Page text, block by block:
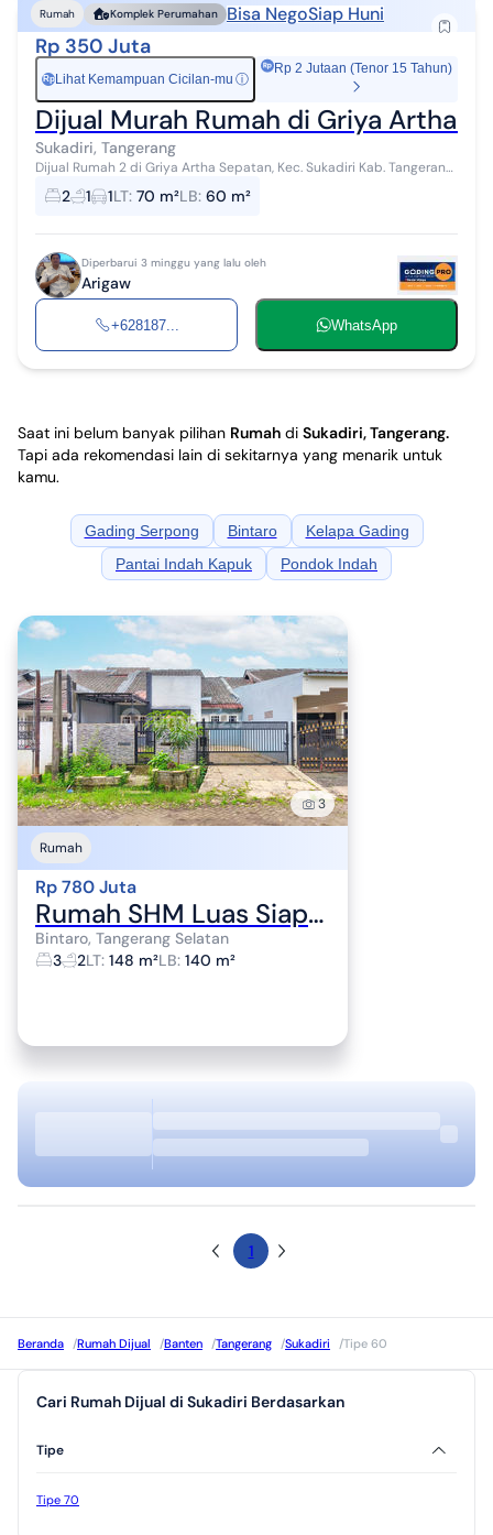
Rumah Komplek Perumahan Bisa NegoSiap Huni
Rp 350 Juta
Rp Lihat Kemampuan Cicilan-mu ⓘ
Rp 2 Jutaan (Tenor 15 Tahun)
Dijual Murah Rumah di Griya Artha
Sukadiri, Tangerang
Dijual Rumah 2 di Griya Artha Sepatan, Kec. Sukadiri Kab. Tangerang,
one gate cluster dan siap Huni. Spesifikasi Rumah: LT 70 LB 60
Dimensi 7x10 K...
2 1 1LT: 70 m²LB: 60 m²
Diperbarui 3 minggu yang lalu oleh
Arigaw
+628187... WhatsApp
Saat ini belum banyak pilihan Rumah di Sukadiri, Tangerang.
Tapi ada rekomendasi lain di sekitarnya yang menarik untuk
kamu.
Gading Serpong Bintaro
Kelapa Gading
Pantai Indah Kapuk
Pondok Indah
3
Rumah
Rp 780 Juta
Rumah SHM Luas Siap KPR 15 Mnt ke Gerbang Tol Pinang J-24311
Bintaro, Tangerang Selatan
3
2LT: 148 m²LB: 140 m²
1
Beranda /Rumah Dijual /Banten /Tangerang /Sukadiri /Tipe 60
Cari Rumah Dijual di Sukadiri Berdasarkan
Tipe
Tipe 70